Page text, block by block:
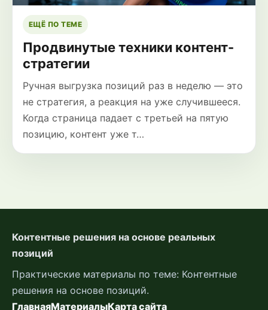
ЕЩЁ ПО ТЕМЕ
Продвинутые техники контент-
стратегии
Ручная выгрузка позиций раз в неделю — это
не стратегия, а реакция на уже случившееся.
Когда страница падает с третьей на пятую
позицию, контент уже т…
Контентные решения на основе реальных
позиций
Практические материалы по теме: Контентные
решения на основе позиций.
ГлавнаяМатериалыКарта сайта